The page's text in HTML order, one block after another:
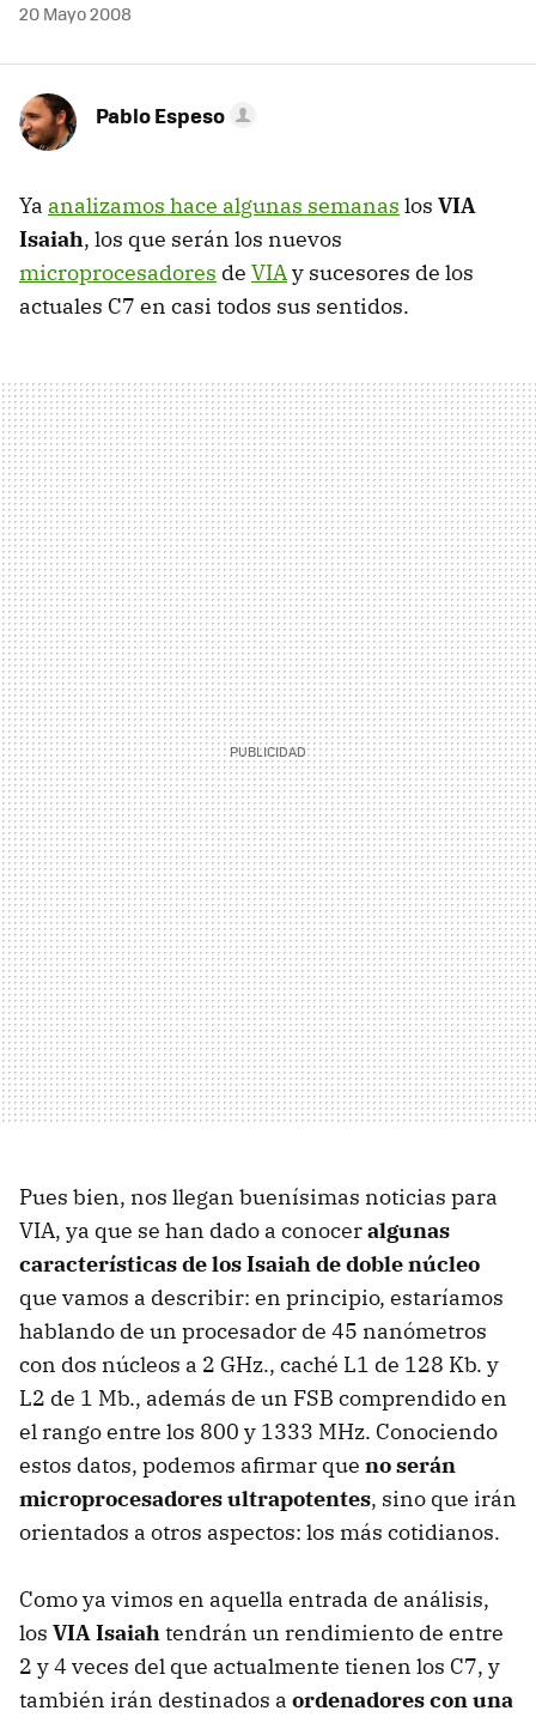
20 Mayo 2008
Pablo Espeso
Ya analizamos hace algunas semanas los VIA
Isaiah, los que serán los nuevos
microprocesadores de VIAy sucesores de los
actuales C7 en casi todos sus sentidos.
Pues bien, nos llegan buenísimas noticias para
VIA, ya que se han dado a conoceralgunas
características de los Isaiah de doble núcleo
que vamos a describir: en principio, estaríamos
hablando de un procesador de 45 nanómetros
con dos núcleos a 2 GHz., caché L1 de 128 Kb. y
L2 de 1 Mb., además de un FSB comprendido en
el rango entre los 800 y 1333 MHz. Conociendo
estos datos, podemos afirmar que no serán
microprocesadores ultrapotentes, sino que irán
orientados a otros aspectos: los más cotidianos.
Como ya vimos en aquella entrada de análisis,
los VIA Isaiahtendrán un rendimiento de entre
2 y 4 veces del que actualmente tienen los C7, y
también irán destinados a ordenadores con una